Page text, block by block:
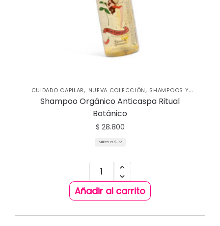
CUIDADO CAPILAR, NUEVA COLECCIÓN, SHAMPOOS Y
ACONDICIONADORES
,TRATAMIENTOS CAPILARES
Shampoo Orgánico Anticaspa Ritual
Botánico
$ 28.800
Mililitro a: $ 72
Añadir al carrito